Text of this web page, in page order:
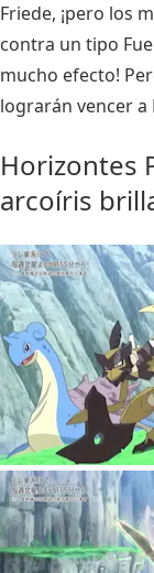
Friede, ¡pero los
contra un tipo
mucho efecto!
lograrán vencer a
Horizontes
arcoíris